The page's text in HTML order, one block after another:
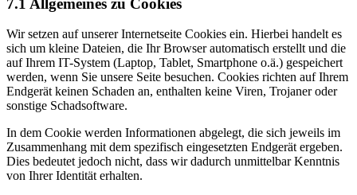
Wir setzen auf unserer Internetseite Cookies ein. Hierbei handelt es
sich um kleine Dateien, die Ihr Browser automatisch erstellt und die
auf Ihrem IT-System (Laptop, Tablet, Smartphone o.ä.) gespeichert
werden, wenn Sie unsere Seite besuchen. Cookies richten auf Ihrem
Endgerät keinen Schaden an, enthalten keine Viren, Trojaner oder
sonstige Schadsoftware.
In dem Cookie werden Informationen abgelegt, die sich jeweils im
Zusammenhang mit dem spezifisch eingesetzten Endgerät ergeben.
Dies bedeutet jedoch nicht, dass wir dadurch unmittelbar Kenntnis
von Ihrer Identität erhalten.